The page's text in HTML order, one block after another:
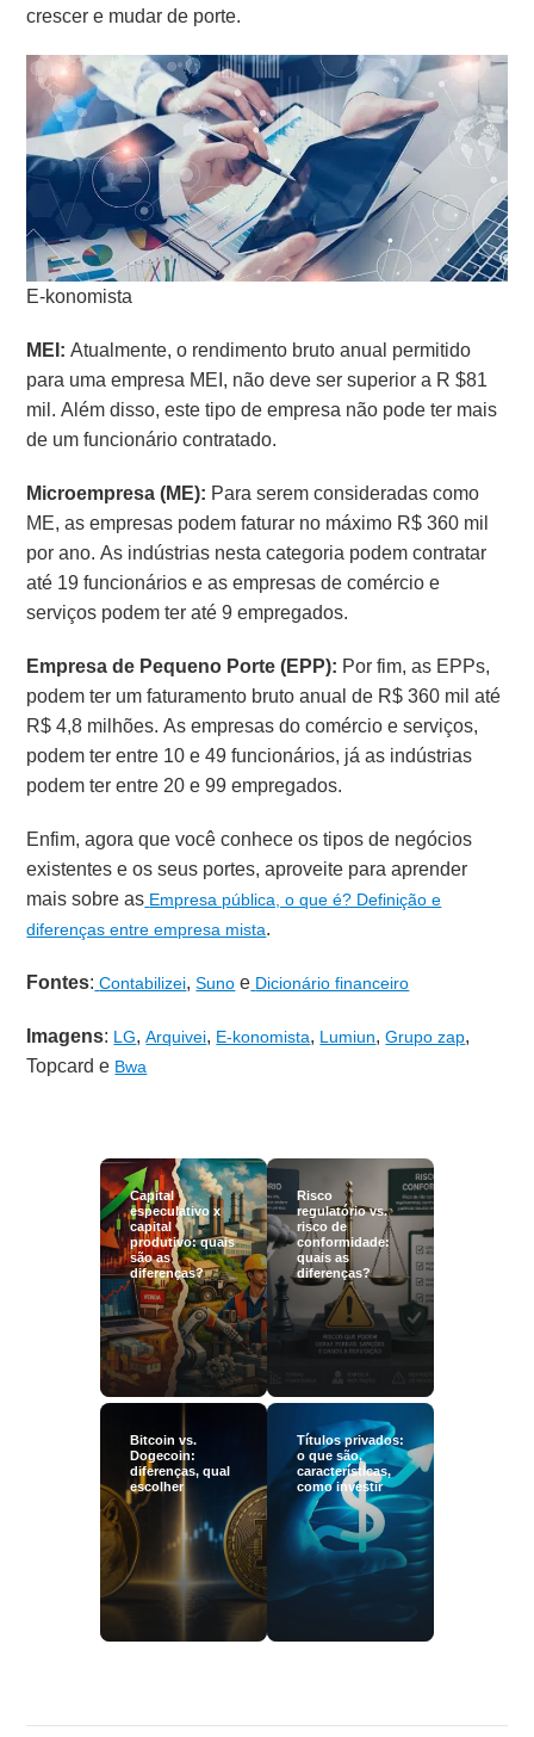
crescer e mudar de porte.
E-konomista
MEI: Atualmente, o rendimento bruto anual permitido
para uma empresa MEI, não deve ser superior a R $81
mil. Além disso, este tipo de empresa não pode ter mais
de um funcionário contratado.
Microempresa (ME): Para serem consideradas como
ME, as empresas podem faturar no máximo R$ 360 mil
por ano. As indústrias nesta categoria podem contratar
até 19 funcionários e as empresas de comércio e
serviços podem ter até 9 empregados.
Empresa de Pequeno Porte (EPP): Por fim, as EPPs,
podem ter um faturamento bruto anual de R$ 360 mil até
R$ 4,8 milhões. As empresas do comércio e serviços,
podem ter entre 10 e 49 funcionários, já as indústrias
podem ter entre 20 e 99 empregados.
Enfim, agora que você conhece os tipos de negócios
existentes e os seus portes, aproveite para aprender
mais sobre as Empresa pública, o que é? Definição e
diferenças entre empresa mista.
Fontes: Contabilizei, Suno e Dicionário financeiro
Imagens: LG,Arquivei, E-konomista, Lumiun,Grupo zap,
Topcard e Bwa
Capital
especulativo x
capital
produtivo: quais
são as
diferenças?
Risco
regulatório vs.
risco de
conformidade:
quais as
diferenças?
Bitcoin vs.
Dogecoin:
diferenças, qual
escolher
Títulos privados:
o que são,
características,
como investir